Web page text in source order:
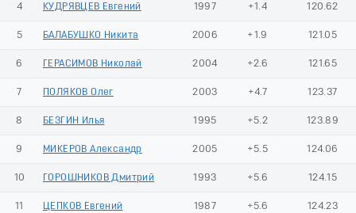
4 КУДРЯВЦЕВ Евгений 1997 +1.4 120.62
5 БАЛАБУШКО Никита 2006 +1.9 121.05
6 ГЕРАСИМОВ Николай 2004 +2.6 121.65
7 ПОЛЯКОВ Олег 2003 +4.7 123.37
8 БЕЗГИН Илья 1995 +5.2 123.89
9 МИКЕРОВ Александр 2005 +5.5 124.06
10 ГОРОШНИКОВ Дмитрий 1993 +5.6 124.15
11 ЦЕПКОВ Евгений 1987 +5.6 124.23